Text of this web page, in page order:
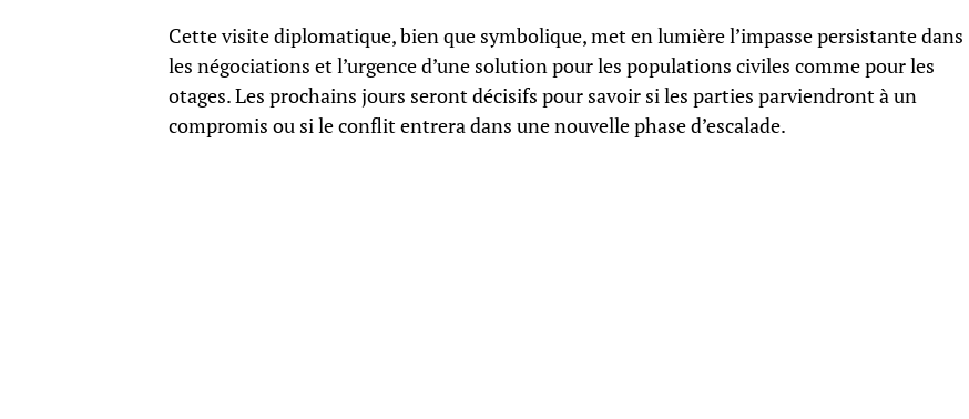
Cette visite diplomatique, bien que symbolique, met en lumière l’impasse persistante dans
les négociations et l’urgence d’une solution pour les populations civiles comme pour les
otages. Les prochains jours seront décisifs pour savoir si les parties parviendront à un
compromis ou si le conflit entrera dans une nouvelle phase d’escalade.